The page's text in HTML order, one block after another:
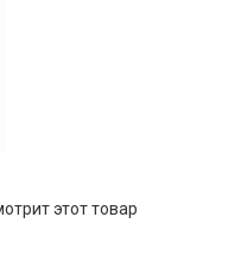
этот товар